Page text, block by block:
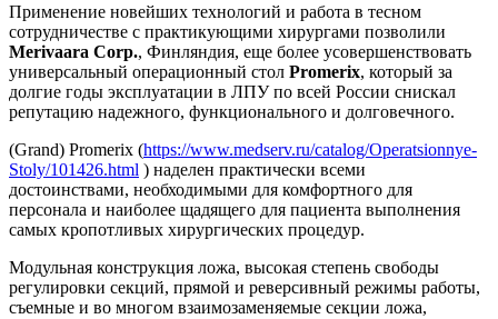
Применение новейших технологий и работа в тесном
сотрудничестве с практикующими хирургами позволили
Merivaara Corp., Финляндия, еще более усовершенствовать
универсальный операционный стол Promerix, который за
долгие годы эксплуатации в ЛПУ по всей России снискал
репутацию надежного, функционального и долговечного.
(Grand) Promerix (https://www.medserv.ru/catalog/Operatsionnye-
Stoly/101426.html ) наделен практически всеми
достоинствами, необходимыми для комфортного для
персонала и наиболее щадящего для пациента выполнения
самых кропотливых хирургических процедур.
Модульная конструкция ложа, высокая степень свободы
регулировки секций, прямой и реверсивный режимы работы,
съемные и во многом взаимозаменяемые секции ложа,